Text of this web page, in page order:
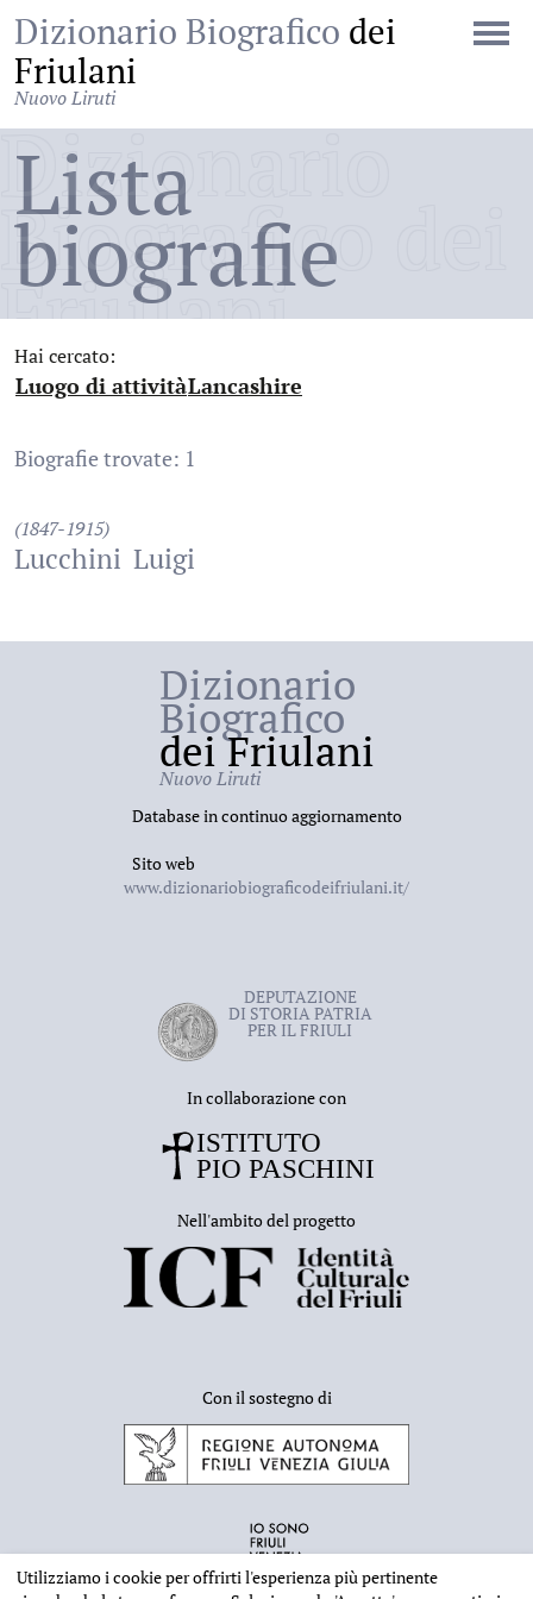
Dizionario Biografico dei
Friulani
Nuovo Liruti
Dizionario
Biografico dei
Friulani
Lista
biografie
Hai cercato:
Luogo di attività
:Lancashire
Biografie trovate: 1
(1847-1915)
Lucchini Luigi
Dizionario
Biografico
dei Friulani
Nuovo Liruti
Database in continuo aggiornamento
Sito web
www.dizionariobiograficodeifriulani.it/
DEPUTAZIONE
DI STORIA PATRIA
PER IL FRIULI
In collaborazione con
Nell'ambito del progetto
Con il sostegno di
Utilizziamo i cookie per offrirti l'esperienza più pertinente